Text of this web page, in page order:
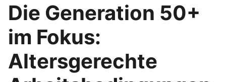
Die Generation 50+
im Fokus:
Altersgerechte